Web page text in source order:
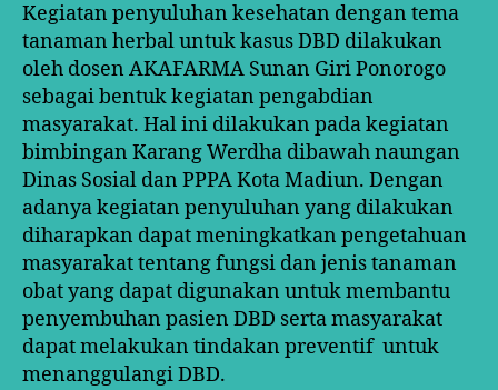
Kegiatan penyuluhan kesehatan dengan tema
tanaman herbal untuk kasus DBD dilakukan
oleh dosen AKAFARMA Sunan Giri Ponorogo
sebagai bentuk kegiatan pengabdian
masyarakat. Hal ini dilakukan pada kegiatan
bimbingan Karang Werdha dibawah naungan
Dinas Sosial dan PPPA Kota Madiun. Dengan
adanya kegiatan penyuluhan yang dilakukan
diharapkan dapat meningkatkan pengetahuan
masyarakat tentang fungsi dan jenis tanaman
obat yang dapat digunakan untuk membantu
penyembuhan pasien DBD serta masyarakat
dapat melakukan tindakan preventif untuk
menanggulangi DBD.